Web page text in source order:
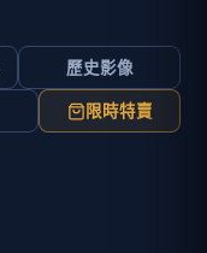
歷史影像
限時特賣